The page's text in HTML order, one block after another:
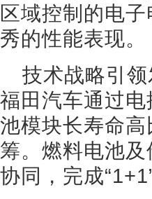
区域控制的电
秀的性能表现。
技术战略引
福田汽车通过
池模块长寿命
筹。燃料电池
协同，完成